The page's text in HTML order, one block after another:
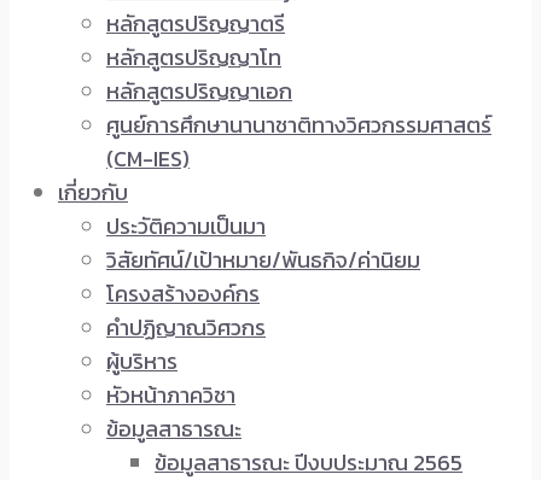
หลักสูตรปริญญาตรี
หลักสูตรปริญญาโท
หลักสูตรปริญญาเอก
ศูนย์การศึกษานานาชาติทางวิศวกรรมศาสตร์
(CM-IES)
เกี่ยวกับ
ประวัติความเป็นมา
วิสัยทัศน์/เป้าหมาย/พันธกิจ/ค่านิยม
โครงสร้างองค์กร
คำปฏิญาณวิศวกร
ผู้บริหาร
หัวหน้าภาควิชา
ข้อมูลสาธารณะ
ข้อมูลสาธารณะ ปีงบประมาณ 2565